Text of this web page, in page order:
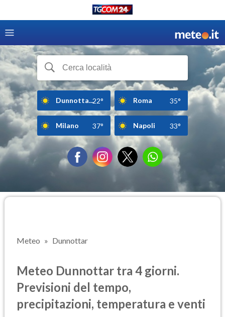
Dunnotta...22° Roma 35°
Milano 37° Napoli 33°
Meteo Dunnottar
Meteo Dunnottar tra 4 giorni.
Previsioni del tempo,
precipitazioni, temperatura e venti